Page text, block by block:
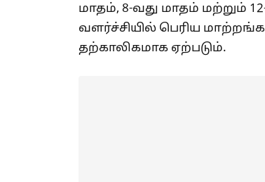
மாதம், 8-வது மாதம் மற்றும்
வளர்ச்சியில் பெரிய
தற்காலிகமாக ஏற்படும்.